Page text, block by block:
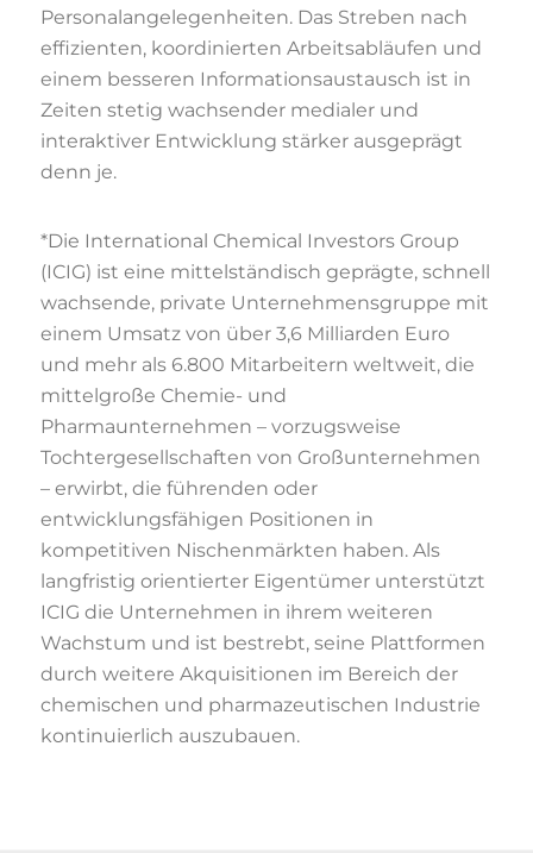
Personalangelegenheiten. Das Streben nach
effizienten, koordinierten Arbeitsabläufen und
einem besseren Informationsaustausch ist in
Zeiten stetig wachsender medialer und
interaktiver Entwicklung stärker ausgeprägt
denn je.
*Die International Chemical Investors Group
(ICIG) ist eine mittelständisch geprägte, schnell
wachsende, private Unternehmensgruppe mit
einem Umsatz von über 3,6 Milliarden Euro
und mehr als 6.800 Mitarbeitern weltweit, die
mittelgroße Chemie- und
Pharmaunternehmen – vorzugsweise
Tochtergesellschaften von Großunternehmen
– erwirbt, die führenden oder
entwicklungsfähigen Positionen in
kompetitiven Nischenmärkten haben. Als
langfristig orientierter Eigentümer unterstützt
ICIG die Unternehmen in ihrem weiteren
Wachstum und ist bestrebt, seine Plattformen
durch weitere Akquisitionen im Bereich der
chemischen und pharmazeutischen Industrie
kontinuierlich auszubauen.